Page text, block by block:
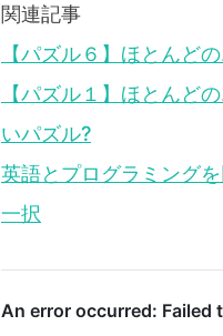
関連記事
【パズル６】ほとんど
【パズル１】ほとんど
いパズル?
英語とプログラミング
一択